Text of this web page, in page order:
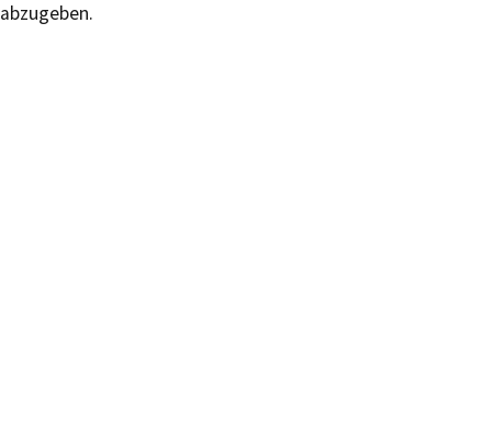
abzugeben.